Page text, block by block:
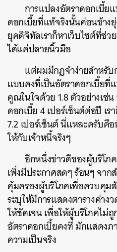
การแปลงอัตราดอกเบี้ย
ดอกเบี้ยที่แท้จริงนั้นค่อนข้าง
ยุคดิจิทัลเราก็หาเว็บไซต์ที่ช่ว
ได้แค่ปลายนิ้วมือ
แต่ผมมีกฎจำง่ายสำหรับ
แบบคงที่เป็นอัตราดอกเบี้ยที่
คูณในใจด้วย 1.8 ตัวอย่างเช่
ดอกเบี้ย 4 เปอร์เซ็นต์ต่อปี เร
7.2 เปอร์เซ็นต์ นี่แหละครับคื
ให้กับเจ้าหนี้จริงๆ
อีกหนึ่งข่าวดีของผู้บริโภ
เพิ่งมีประกาศสดๆ ร้อนๆ จา
คุ้มครองผู้บริโภคเพื่อควบคุ
ระบุให้มีการแสดงตารางค่าง
ให้ชัดเจน เพื่อให้ผู้บริโภคไม่ถู
อัตราดอกเบี้ยคงที่ มักแสดงภ
ความเป็นจริง